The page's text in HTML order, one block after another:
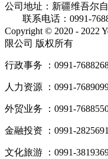
公司地址：新疆维吾尔
联系电话：0991-
Copyright © 2020 - 2022
限公司 版权所有
行政事务 ：0991-
人力资源 ：0991-
外贸业务 ：0991-
金融投资 ：0991-
文化旅游 ：0991-